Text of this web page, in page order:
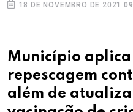
18 DE NOVEMBRO DE 2021
Município aplica
repescagem
além de